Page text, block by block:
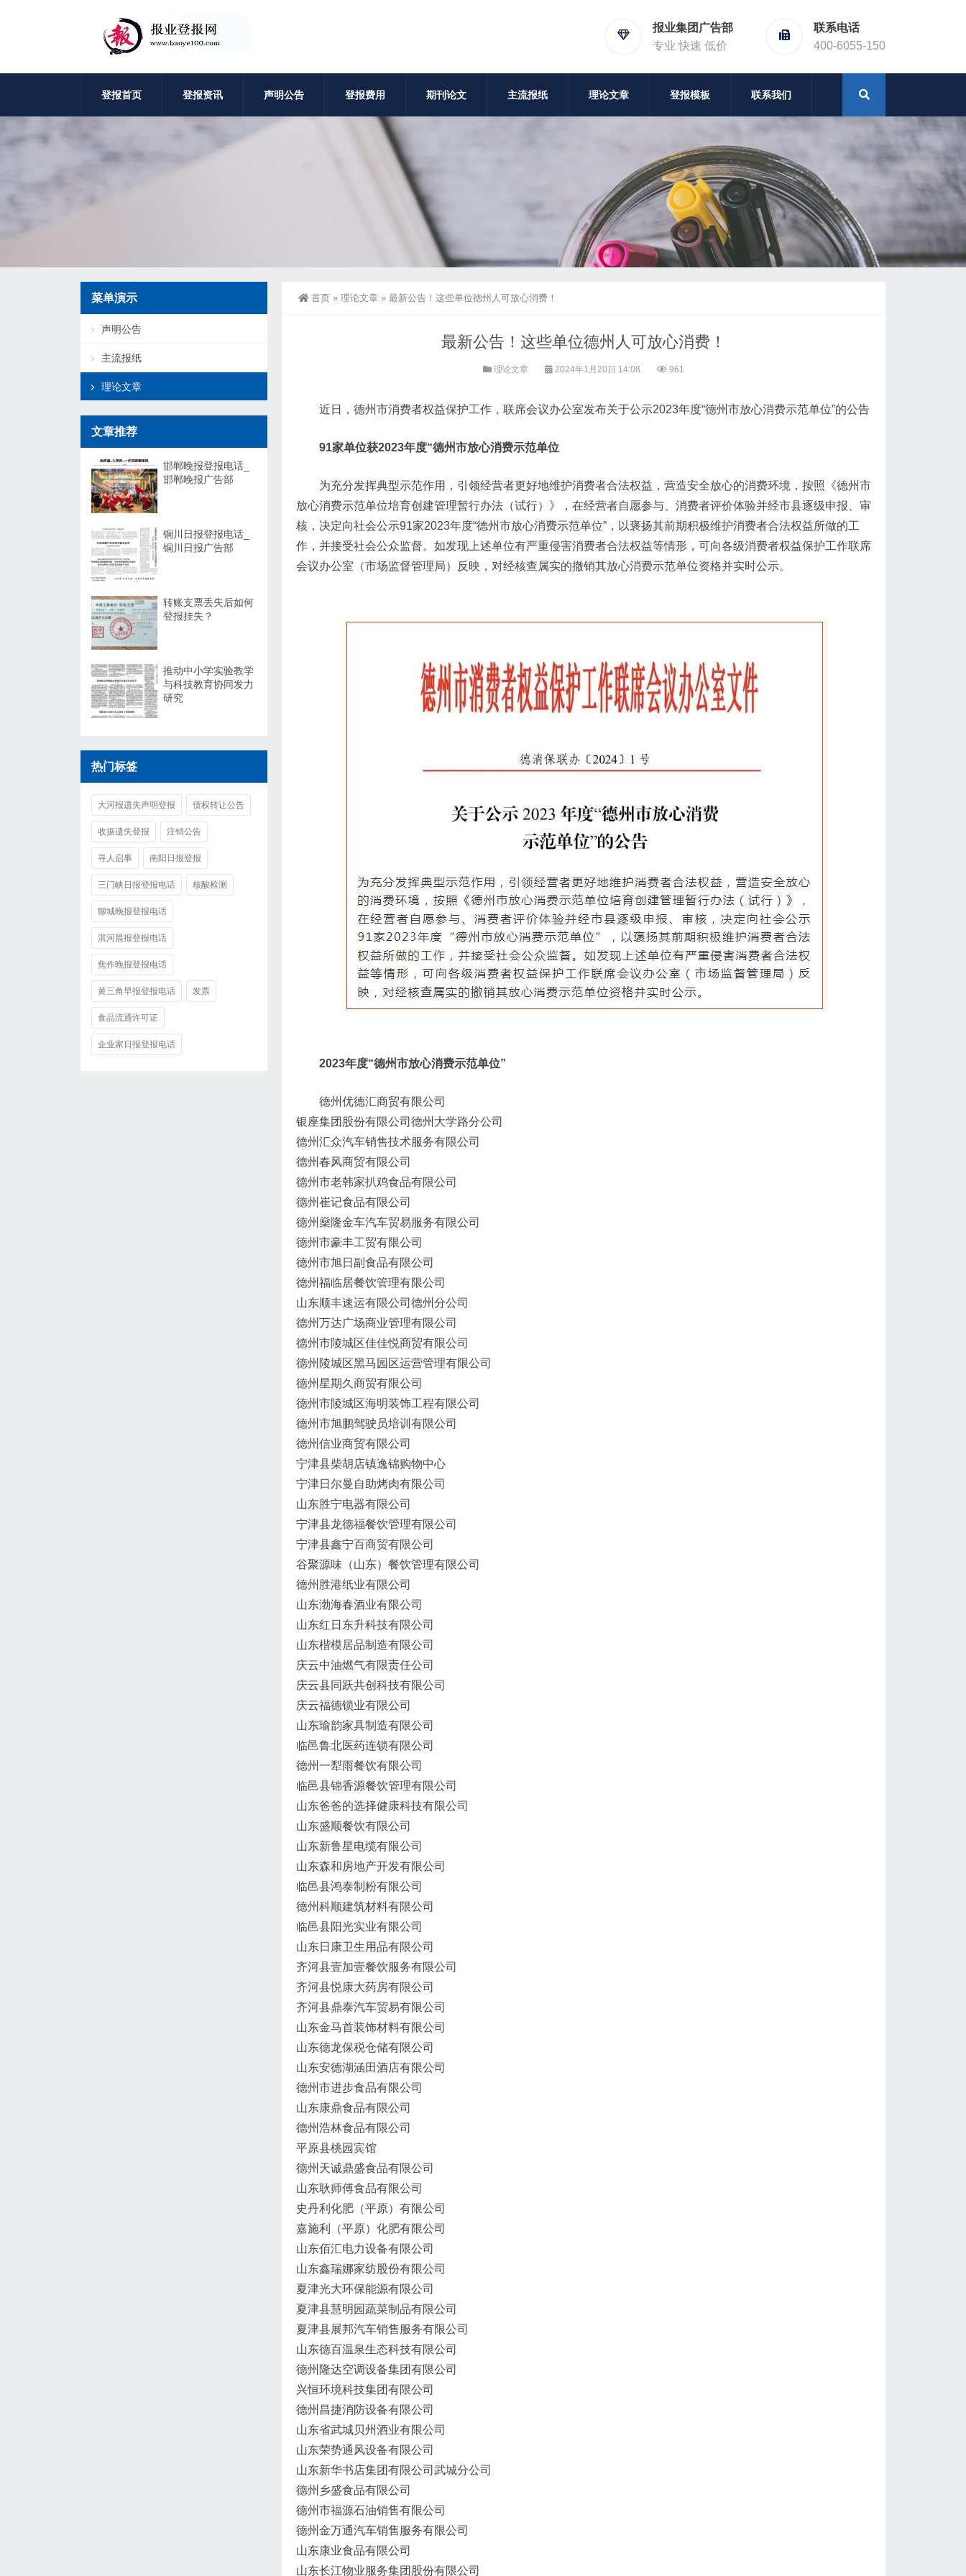
报业集团广告部
专业 快速 低价
联系电话
400-6055-150
登报首页 登报资讯 声明公告 登报费用 期刊论文 主流报纸 理论文章 登报模板 联系我们
首页 » 理论文章 » 最新公告！这些单位德州人可放心消费！
最新公告！这些单位德州人可放心消费！
理论文章 2024年1月20日 14:08 961
近日，德州市消费者权益保护工作，联席会议办公室发布关于公示2023年度“德州市放心消费示范单位”的公告
91家单位获2023年度“德州市放心消费示范单位
为充分发挥典型示范作用，引领经营者更好地维护消费者合法权益，营造安全放心的消费环境，按照《德州市
放心消费示范单位培育创建管理暂行办法（试行）》，在经营者自愿参与、消费者评价体验并经市县逐级申报、审
核，决定向社会公示91家2023年度“德州市放心消费示范单位”，以褒扬其前期积极维护消费者合法权益所做的工
作，并接受社会公众监督。如发现上述单位有严重侵害消费者合法权益等情形，可向各级消费者权益保护工作联席
会议办公室（市场监督管理局）反映，对经核查属实的撤销其放心消费示范单位资格并实时公示。
2023年度“德州市放心消费示范单位”
德州优德汇商贸有限公司
银座集团股份有限公司德州大学路分公司
德州汇众汽车销售技术服务有限公司
德州春风商贸有限公司
德州市老韩家扒鸡食品有限公司
德州崔记食品有限公司
德州燊隆金车汽车贸易服务有限公司
德州市豪丰工贸有限公司
德州市旭日副食品有限公司
德州福临居餐饮管理有限公司
山东顺丰速运有限公司德州分公司
德州万达广场商业管理有限公司
德州市陵城区佳佳悦商贸有限公司
德州陵城区黑马园区运营管理有限公司
德州星期久商贸有限公司
德州市陵城区海明装饰工程有限公司
德州市旭鹏驾驶员培训有限公司
德州信业商贸有限公司
宁津县柴胡店镇逸锦购物中心
宁津日尔曼自助烤肉有限公司
山东胜宁电器有限公司
宁津县龙德福餐饮管理有限公司
宁津县鑫宁百商贸有限公司
谷聚源味（山东）餐饮管理有限公司
德州胜港纸业有限公司
山东渤海春酒业有限公司
山东红日东升科技有限公司
山东楷模居品制造有限公司
庆云中油燃气有限责任公司
庆云县同跃共创科技有限公司
庆云福德锁业有限公司
山东瑜韵家具制造有限公司
临邑鲁北医药连锁有限公司
德州一犁雨餐饮有限公司
临邑县锦香源餐饮管理有限公司
山东爸爸的选择健康科技有限公司
山东盛顺餐饮有限公司
山东新鲁星电缆有限公司
山东森和房地产开发有限公司
临邑县鸿泰制粉有限公司
德州科顺建筑材料有限公司
临邑县阳光实业有限公司
山东日康卫生用品有限公司
齐河县壹加壹餐饮服务有限公司
齐河县悦康大药房有限公司
齐河县鼎泰汽车贸易有限公司
山东金马首装饰材料有限公司
山东德龙保税仓储有限公司
山东安德湖涵田酒店有限公司
德州市进步食品有限公司
山东康鼎食品有限公司
德州浩林食品有限公司
平原县桃园宾馆
德州天诚鼎盛食品有限公司
山东耿师傅食品有限公司
史丹利化肥（平原）有限公司
嘉施利（平原）化肥有限公司
山东佰汇电力设备有限公司
山东鑫瑞娜家纺股份有限公司
夏津光大环保能源有限公司
夏津县慧明园蔬菜制品有限公司
夏津县展邦汽车销售服务有限公司
山东德百温泉生态科技有限公司
德州隆达空调设备集团有限公司
兴恒环境科技集团有限公司
德州昌捷消防设备有限公司
山东省武城贝州酒业有限公司
山东荣势通风设备有限公司
山东新华书店集团有限公司武城分公司
德州乡盛食品有限公司
德州市福源石油销售有限公司
德州金万通汽车销售服务有限公司
山东康业食品有限公司
山东长江物业服务集团股份有限公司
菜单演示
声明公告
主流报纸
理论文章
文章推荐
邯郸晚报登报电话_
邯郸晚报广告部
铜川日报登报电话_
铜川日报广告部
转账支票丢失后如何
登报挂失？
推动中小学实验教学
与科技教育协同发力
研究
热门标签
大河报遗失声明登报 债权转让公告
收据遗失登报 注销公告
寻人启事 南阳日报登报
三门峡日报登报电话 核酸检测
聊城晚报登报电话
淇河晨报登报电话
焦作晚报登报电话
黄三角早报登报电话 发票
食品流通许可证
企业家日报登报电话